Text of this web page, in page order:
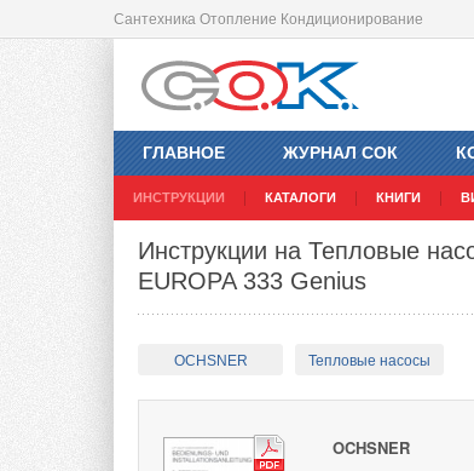
Сантехника Отопление Кондиционирование
ГЛАВНОЕ ЖУРНАЛ СОК
ИНСТРУКЦИИ КАТАЛОГИ КНИГИ
Инструкции на Тепловые
EUROPA 333 Genius
OCHSNER Тепловые насосы
OCHSNER